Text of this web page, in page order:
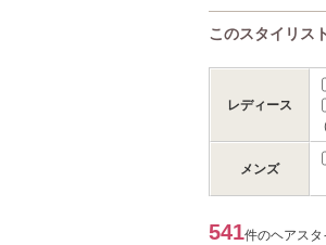
このスタイリス
レディース
メンズ
541件のヘアス